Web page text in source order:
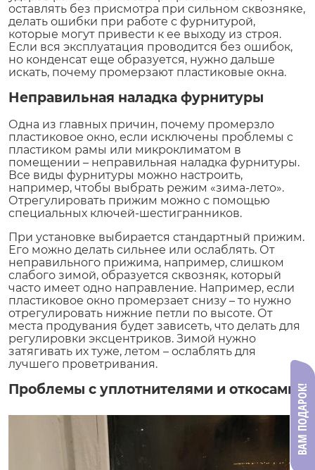
оставлять без присмотра при сильном сквозняке,
делать ошибки при работе с фурнитурой,
которые могут привести к ее выходу из строя.
Если вся эксплуатация проводится без ошибок,
но конденсат еще образуется, нужно дальше
искать, почему промерзают пластиковые окна.
Неправильная наладка фурнитуры
Одна из главных причин, почему промерзло
пластиковое окно, если исключены проблемы с
пластиком рамы или микроклиматом в
помещении – неправильная наладка фурнитуры.
Все виды фурнитуры можно настроить,
например, чтобы выбрать режим «зима-лето».
Отрегулировать прижим можно с помощью
специальных ключей-шестигранников.
При установке выбирается стандартный прижим.
Его можно делать сильнее или ослаблять. От
неправильного прижима, например, слишком
слабого зимой, образуется сквозняк, который
часто имеет одно направление. Например, если
пластиковое окно промерзает снизу – то нужно
отрегулировать нижние петли по высоте. От
места продувания будет зависеть, что делать для
регулировки эксцентриков. Зимой нужно
затягивать их туже, летом – ослаблять для
лучшего проветривания.
Проблемы с уплотнителями и откосами ВАМ ПОДАРОК!